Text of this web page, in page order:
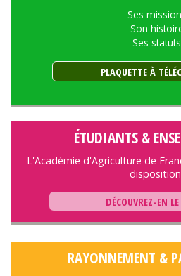
Ses
Son
Ses
PLAQUETTE À
ÉTUDIANTS &
L'Académie d'Agriculture de
DÉCOUVREZ-EN
RAYONNEMENT &